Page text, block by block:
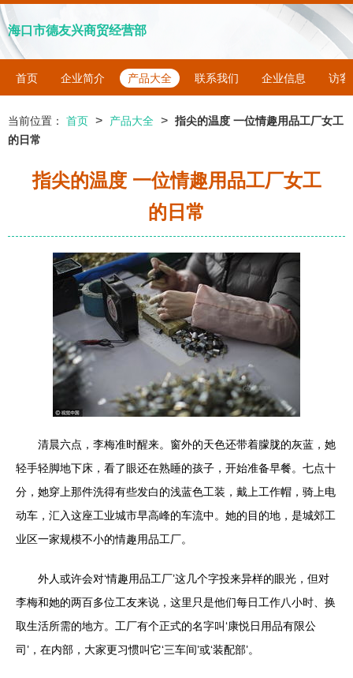
海口市德友兴商贸经营部
首页 企业简介 产品大全 联系我们 企业信息 访客
当前位置： 首页 > 产品大全 > 指尖的温度 一位情趣用品工厂女工
的日常
指尖的温度 一位情趣用品工厂女工
的日常
清晨六点，李梅准时醒来。窗外的天色还带着朦胧的灰蓝，她
轻手轻脚地下床，看了眼还在熟睡的孩子，开始准备早餐。七点十
分，她穿上那件洗得有些发白的浅蓝色工装，戴上工作帽，骑上电
动车，汇入这座工业城市早高峰的车流中。她的目的地，是城郊工
业区一家规模不小的情趣用品工厂。
外人或许会对‘情趣用品工厂’这几个字投来异样的眼光，但对
李梅和她的两百多位工友来说，这里只是他们每日工作八小时、换
取生活所需的地方。工厂有个正式的名字叫‘康悦日用品有限公
司’，在内部，大家更习惯叫它‘三车间’或‘装配部’。